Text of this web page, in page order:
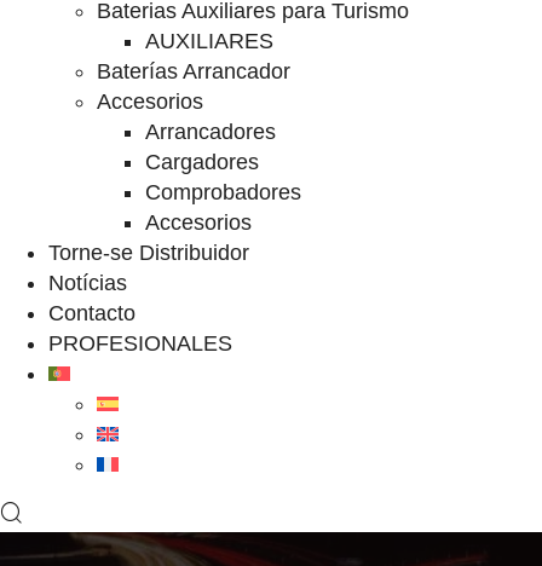
Baterias Auxiliares para Turismo
AUXILIARES
Baterías Arrancador
Accesorios
Arrancadores
Cargadores
Comprobadores
Accesorios
Torne-se Distribuidor
Notícias
Contacto
PROFESIONALES